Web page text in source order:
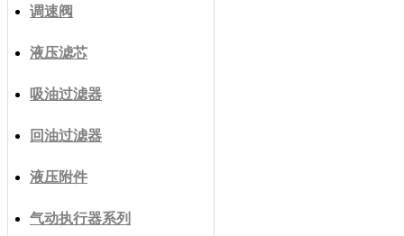
调速阀
液压滤芯
吸油过滤器
回油过滤器
液压附件
气动执行器系列